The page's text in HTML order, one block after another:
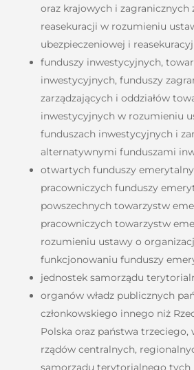
oraz krajowych i zagranicznych
reasekuracji w rozumieniu
ubezpieczeniowej i
funduszy inwestycyjnych,
inwestycyjnych, funduszy
zarządzających i oddziałów
inwestycyjnych w rozumieniu
funduszach inwestycyjnych i
alternatywnymi funduszami
otwartych funduszy
pracowniczych funduszy
powszechnych towarzystw
pracowniczych towarzystw
rozumieniu ustawy o
funkcjonowaniu funduszy
jednostek samorządu
organów władz publicznych
członkowskiego innego niż
Polska oraz państwa trzeciego,
rządów centralnych,
samorządu terytorialnego tych